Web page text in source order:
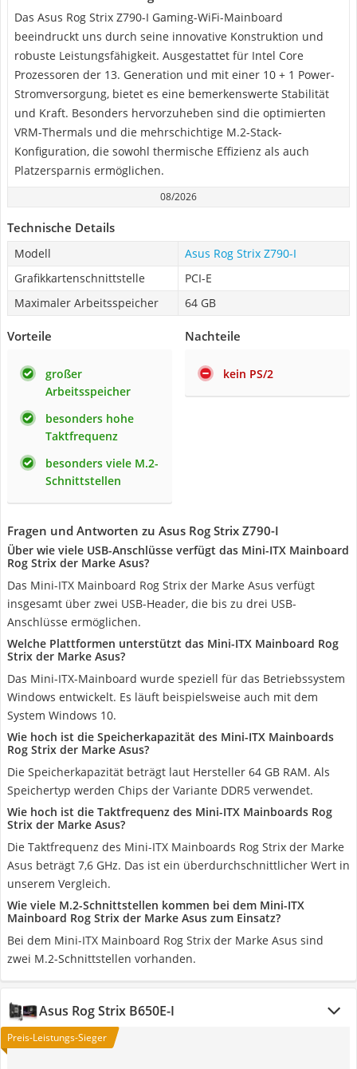
Das Asus Rog Strix Z790-I Gaming-WiFi-Mainboard
beeindruckt uns durch seine innovative Konstruktion und
robuste Leistungsfähigkeit. Ausgestattet für Intel Core
Prozessoren der 13. Generation und mit einer 10 + 1 Power-
Stromversorgung, bietet es eine bemerkenswerte Stabilität
und Kraft. Besonders hervorzuheben sind die optimierten
VRM-Thermals und die mehrschichtige M.2-Stack-
Konfiguration, die sowohl thermische Effizienz als auch
Platzersparnis ermöglichen.
08/2026
Technische Details
Modell
Asus Rog Strix Z790-I
Grafikkartenschnittstelle
PCI-E
Maximaler Arbeitsspeicher
64 GB
Vorteile
großer
Arbeitsspeicher
besonders hohe
Taktfrequenz
besonders viele M.2-
Schnittstellen
Nachteile
kein PS/2
Fragen und Antworten zu Asus Rog Strix Z790-I
Über wie viele USB-Anschlüsse verfügt das Mini-ITX Mainboard
Rog Strix der Marke Asus?
Das Mini-ITX Mainboard Rog Strix der Marke Asus verfügt
insgesamt über zwei USB-Header, die bis zu drei USB-
Anschlüsse ermöglichen.
Welche Plattformen unterstützt das Mini-ITX Mainboard Rog
Strix der Marke Asus?
Das Mini-ITX-Mainboard wurde speziell für das Betriebssystem
Windows entwickelt. Es läuft beispielsweise auch mit dem
System Windows 10.
Wie hoch ist die Speicherkapazität des Mini-ITX Mainboards
Rog Strix der Marke Asus?
Die Speicherkapazität beträgt laut Hersteller 64 GB RAM. Als
Speichertyp werden Chips der Variante DDR5 verwendet.
Wie hoch ist die Taktfrequenz des Mini-ITX Mainboards Rog
Strix der Marke Asus?
Die Taktfrequenz des Mini-ITX Mainboards Rog Strix der Marke
Asus beträgt 7,6 GHz. Das ist ein überdurchschnittlicher Wert in
unserem Vergleich.
Wie viele M.2-Schnittstellen kommen bei dem Mini-ITX
Mainboard Rog Strix der Marke Asus zum Einsatz?
Bei dem Mini-ITX Mainboard Rog Strix der Marke Asus sind
zwei M.2-Schnittstellen vorhanden.
Asus Rog Strix B650E-I
Preis-Leistungs-Sieger